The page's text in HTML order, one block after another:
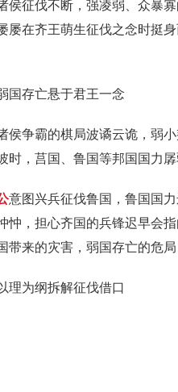
侯征伐不断，强凌弱、众暴
屡在齐王萌生征伐之念时挺
国存亡悬于君王一念
侯争霸的棋局波谲云诡，弱
时，莒国、鲁国等邦国国力
意图兴兵征伐鲁国，鲁国国
忡，担心齐国的兵锋迟早会
带来的灾害，弱国存亡的危
理为纲拆解征伐借口